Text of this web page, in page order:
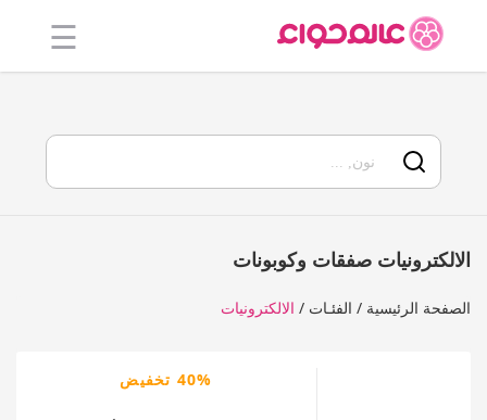
أفضل 20
جميع
فئات
المدونة
☰
الالكترونيات صفقات وكوبونات
الصفحة الرئيسية الفئـات الالكترونيات
40% تخفيض